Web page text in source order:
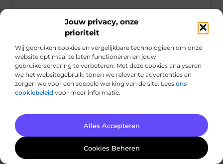
Jouw privacy, onze
prioriteit
Wij gebruiken cookies en vergelijkbare technologieën om onze
website optimaal te laten functioneren en jouw
gebruikerservaring te verbeteren. Met deze cookies analyseren
we het websitegebruik, tonen we relevante advertenties en
zorgen we voor een soepele werking van de site. Lees ons
cookiebeleid voor meer informatie.
Alles Accepteren
Cookies Beheren
Aanbiedingen
De gouden regels voor kamerplanten
verzorging